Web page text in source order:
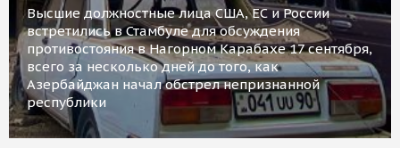
Высшие должностные лица США, ЕС и России
встретились в Стамбуле для обсуждения
противостояния в Нагорном Карабахе 17 сентября,
всего за несколько дней до того, как
Азербайджан начал обстрел непризнанной
республики